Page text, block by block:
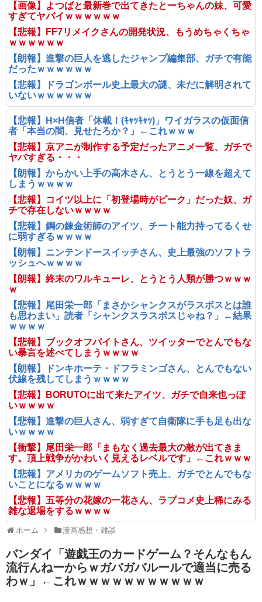
【画像】よつばと最新巻で出てきたとーちゃんの妹、可愛
すぎてヤバイｗｗｗｗｗｗ
【悲報】FF7リメイクさんの開発状況、もうめちゃくちゃ
ｗｗｗｗｗｗ
【朗報】進撃の巨人を逃したジャンプ編集部、ガチで有能
だったｗｗｗｗｗｗ
【悲報】ドラゴンボール史上最大の謎、未だに解明されて
いないｗｗｗｗｗｗ
【悲報】H×H信者「休載！(ｷｬｯｷｬｯ)」ワイガラスの仮面信
者「本当の闇、見せたろか？」←これｗｗｗ
【悲報】京アニが制作する予定だったアニメ一覧、ガチで
ヤバすぎる・・・
【朗報】からかい上手の高木さん、とうとう一線を超えて
しまうｗｗｗｗ
【悲報】コイツ以上に「初登場時がピーク」だった奴、ガ
チで存在しないｗｗｗｗ
【悲報】鋼の錬金術師のアイツ、チート能力持ってるくせ
に弱すぎるｗｗｗｗ
【朗報】ニンテンドースイッチさん、史上最強のソフトラ
ッシュへｗｗｗｗ
【朗報】終末のワルキューレ、とうとう人類が勝つｗｗｗ
ｗ
【悲報】尾田栄一郎「まさかシャンクスがラスボスとは誰
も思わまい」読者「シャンクスラスボスじゃね？」←結果
ｗｗｗｗ
【悲報】ブックオフバイトさん、ツイッターでとんでもな
い暴言を述べてしまうｗｗｗｗ
【朗報】ドンキホーテ・ドフラミンゴさん、とんでもない
伏線を残してしまうｗｗｗｗ
【悲報】BORUTOに出て来たアイツ、ガチで自来也っぽ
いｗｗｗｗ
【悲報】進撃の巨人さん、弱すぎて自衛隊に手も足も出な
いｗｗｗｗ
【衝撃】尾田栄一郎「まもなく過去最大の敵が出てきま
す。頂上戦争がかわいく見えるレベルです」←これｗｗｗ
【悲報】アメリカのゲームソフト売上、ガチでとんでもな
いことになるｗｗｗｗ
【悲報】五等分の花嫁の一花さん、ラブコメ史上稀にみる
雑な退場をするｗｗｗｗ
ホーム 漫画感想・雑談
バンダイ「遊戯王のカードゲーム？そんなもん
流行んねーからｗガバガバルールで適当に売る
わｗ」←これｗｗｗｗｗｗｗｗｗｗｗ